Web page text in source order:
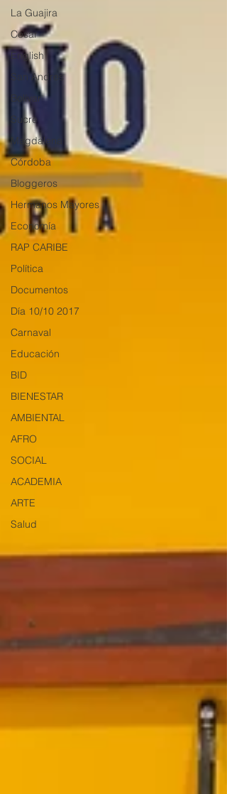
La Guajira
Cesar
English
San Andres
Bolívar
Sucre
Magdalena
Córdoba
Bloggeros
Hermanos Mayores
Economía
RAP CARIBE
Política
Documentos
Día 10/10 2017
Carnaval
Educación
BID
BIENESTAR
AMBIENTAL
AFRO
SOCIAL
ACADEMIA
ARTE
Salud